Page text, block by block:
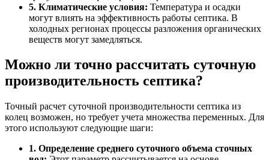
5. Климатические условия: Температура и осадки
могут влиять на эффективность работы септика. В
холодных регионах процессы разложения органических
веществ могут замедляться.
Можно ли точно рассчитать суточную
производительность септика?
Точный расчет суточной производительности септика из
колец возможен, но требует учета множества переменных. Для
этого используют следующие шаги:
1. Определение среднего суточного объема сточных